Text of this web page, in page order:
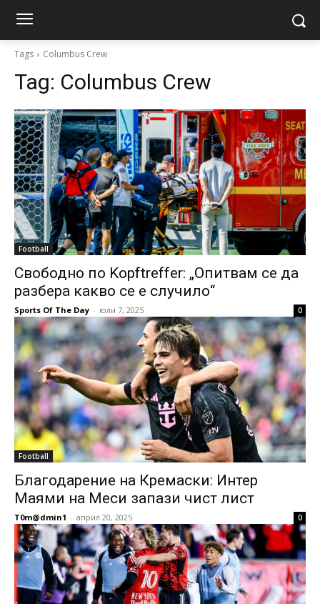
Tags Columbus Crew
Tag: Columbus Crew
Football
Свободно по Kopftreffer: „Опитвам се да
разбера какво се е случило“
Sports Of The Day - юли 7, 2025 0
Football
Благодарение на Кремаски: Интер
Маями на Меси запази чист лист
T0m@dmin1 - април 20, 2025 0